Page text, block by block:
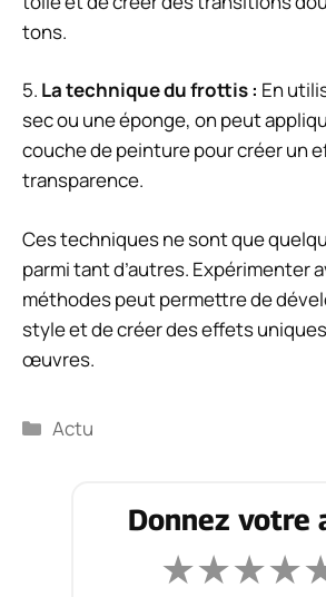
tons.
5. La technique du frottis : En
sec ou une éponge, on peut
couche de peinture pour créer un
transparence.
Ces techniques ne sont que
parmi tant d’autres. Expérimenter
méthodes peut permettre de
style et de créer des effets
œuvres.
Catégories
Actu
Donnez votre
★★★★